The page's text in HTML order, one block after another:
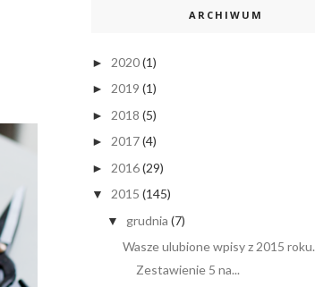
ARCHIWUM
► 2020(1)
► 2019 (1)
► 2018 (5)
► 2017(4)
► 2016(29)
▼ 2015 (145)
▼ grudnia (7)
Wasze ulubione wpisy z 2015 roku.
Zestawienie 5 na...